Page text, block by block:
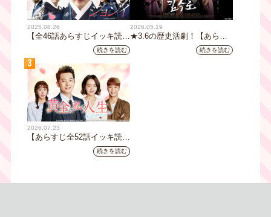
2025.08.26
【全46話あらすじイッキ読
み】韓国ドラマ『火の女神
ジョンイ』｜テレビ大阪 9
月11日（木）朝8時放送スタ
ート
続きを読む
2026.05.19
★3.6の歴史活劇！【あらす
じ全32話イッキ読み】韓国ド
ラマ『鉄の王 キム・スロ』
続きを読む
3
2026.07.23
【あらすじ全52話イッキ読
み】韓国ドラマ『黄金の私の
人生』｜テレビ大阪 月曜～
続きを読む